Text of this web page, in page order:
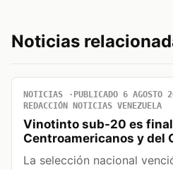
Noticias
NOTICIAS PUBLICADO 6 AGOSTO
REDACCIÓN NOTICIAS VENEZUELA
Vinotinto sub-20 es
Centroamericanos y del
La selección nacional